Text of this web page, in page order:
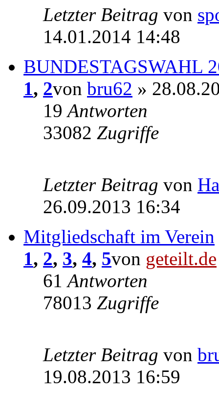
Letzter Beitrag von
14.01.2014 14:48
BUNDESTAGSWAHL
1, 2von bru62 »
19Antworten
33082 Zugriffe
Letzter Beitrag von
26.09.2013 16:34
Mitgliedschaft im Verein
1, 2, 3, 4, 5von geteilt.de
61Antworten
78013 Zugriffe
Letzter Beitrag von
19.08.2013 16:59